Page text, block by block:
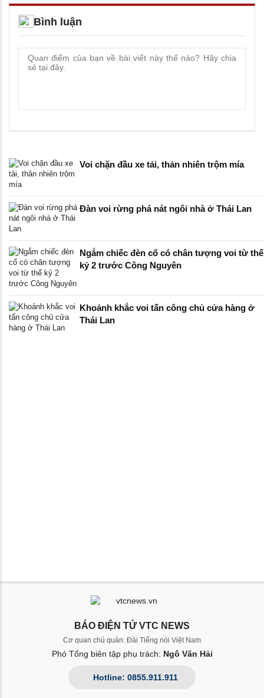
Bình luận
Voi chặn đầu xe tải, thản nhiên trộm mía
Đàn voi rừng phá nát ngôi nhà ở Thái Lan
Ngắm chiếc đèn cổ có chân tượng voi từ thế
kỷ 2 trước Công Nguyên
Khoảnh khắc voi tấn công chủ cửa hàng ở
Thái Lan
BÁO ĐIỆN TỬ VTC NEWS
Cơ quan chủ quản: Đài Tiếng nói Việt Nam
Phó Tổng biên tập phụ trách: Ngô Văn Hải
Hotline: 0855.911.911